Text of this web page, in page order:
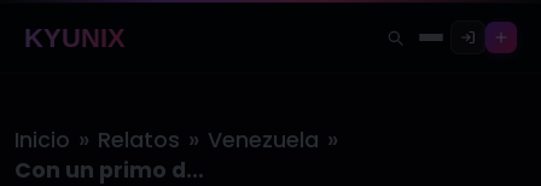
KYUNIX
Inicio » Relatos » Venezuela »
Con un primo de mi amigo…